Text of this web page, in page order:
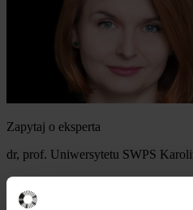
Zapytaj o eksperta
dr, prof. Uniwersytetu SWPS
Szukasz eksperta